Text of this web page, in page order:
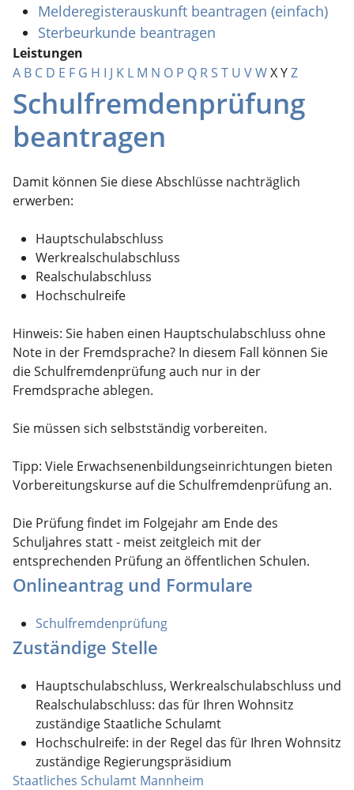
Melderegisterauskunft beantragen (einfach)
Sterbeurkunde beantragen
Leistungen
A B C D E F G H I J K L M N O P Q R S T U VWXYZ
Schulfremdenprüfung
beantragen
Damit können Sie diese Abschlüsse nachträglich
erwerben:
Hauptschulabschluss
Werkrealschulabschluss
Realschulabschluss
Hochschulreife
Hinweis: Sie haben einen Hauptschulabschluss ohne
Note in der Fremdsprache? In diesem Fall können Sie
die Schulfremdenprüfung auch nur in der
Fremdsprache ablegen.
Sie müssen sich selbstständig vorbereiten.
Tipp: Viele Erwachsenenbildungseinrichtungen bieten
Vorbereitungskurse auf die Schulfremdenprüfung an.
Die Prüfung findet im Folgejahr am Ende des
Schuljahres statt - meist zeitgleich mit der
entsprechenden Prüfung an öffentlichen Schulen.
Onlineantrag und Formulare
Schulfremdenprüfung
Zuständige Stelle
Hauptschulabschluss, Werkrealschulabschluss und
Realschulabschluss: das für Ihren Wohnsitz
zuständige Staatliche Schulamt
Hochschulreife: in der Regel das für Ihren Wohnsitz
zuständige Regierungspräsidium
Staatliches Schulamt Mannheim